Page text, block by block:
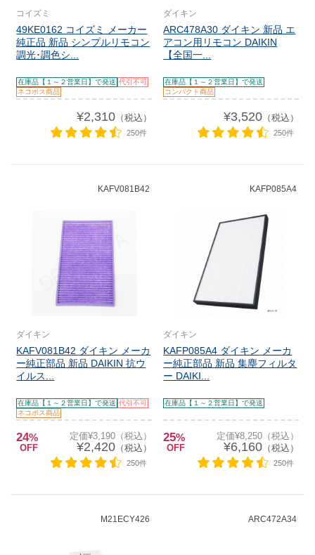
コイズミ
49KE0162 コイズミ メーカー
純正品 新品 シンプルリモコン
調光･調色シ...
在庫品【１～２営業日】で発送 代引不可
ネコポス商品
¥2,310（税込）
250件
ダイキン
ARC478A30 ダイキン 新品 エ
アコン用リモコン DAIKIN
【全国一...
在庫品【１～２営業日】で発送
コンパクト商品
¥3,520（税込）
250件
KAFV081B42
ダイキン
KAFV081B42 ダイキン メーカ
ー純正部品 新品 DAIKIN 抗ウ
イルス...
在庫品【１～２営業日】で発送 代引不可
ネコポス商品
24%
OFF
定価¥3,190（税込）
¥2,420（税込）
250件
KAFP085A4
ダイキン
KAFP085A4 ダイキン メーカ
ー純正部品 新品 集塵フィルタ
ー DAIKI...
在庫品【１～２営業日】で発送
25%
OFF
定価¥8,250（税込）
¥6,160（税込）
250件
M21ECY426 ARC472A34